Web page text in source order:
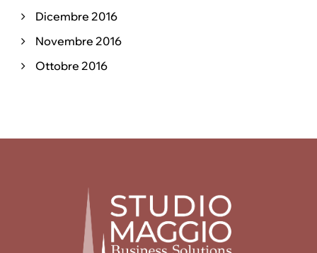
Dicembre 2016
Novembre 2016
Ottobre 2016